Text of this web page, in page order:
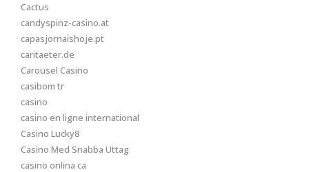
Cactus
candyspinz-casino.at
capasjornaishoje.pt
caritaeter.de
Carousel Casino
casibom tr
casino
casino en ligne international
Casino Lucky8
Casino Med Snabba Uttag
casino onlina ca